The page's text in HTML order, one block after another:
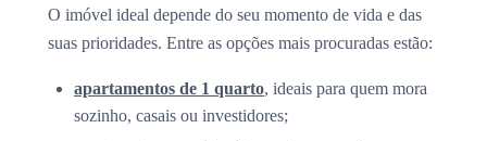
O imóvel ideal depende do seu momento de vida e das
suas prioridades. Entre as opções mais procuradas estão:
apartamentos de 1 quarto, ideais para quem mora
sozinho, casais ou investidores;